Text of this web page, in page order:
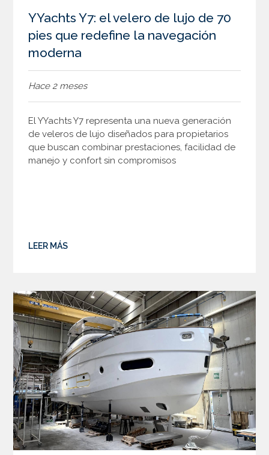
YYachts Y7: el velero de lujo de 70
pies que redefine la navegación
moderna
Hace 2 meses
El YYachts Y7 representa una nueva generación
de veleros de lujo diseñados para propietarios
que buscan combinar prestaciones, facilidad de
manejo y confort sin compromisos
LEER MÁS